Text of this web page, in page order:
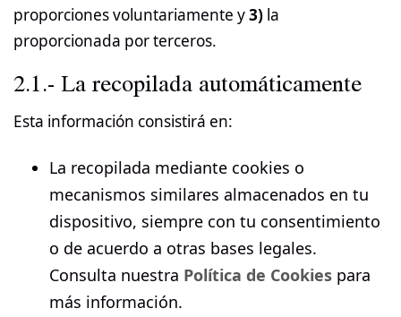
proporciones voluntariamente y3) la
proporcionada por terceros.
2.1.- La recopilada automáticamente
Esta información consistirá en:
La recopilada mediante cookies o
mecanismos similares almacenados en tu
dispositivo, siempre con tu consentimiento
o de acuerdo a otras bases legales.
Consulta nuestra Política de Cookies para
más información.